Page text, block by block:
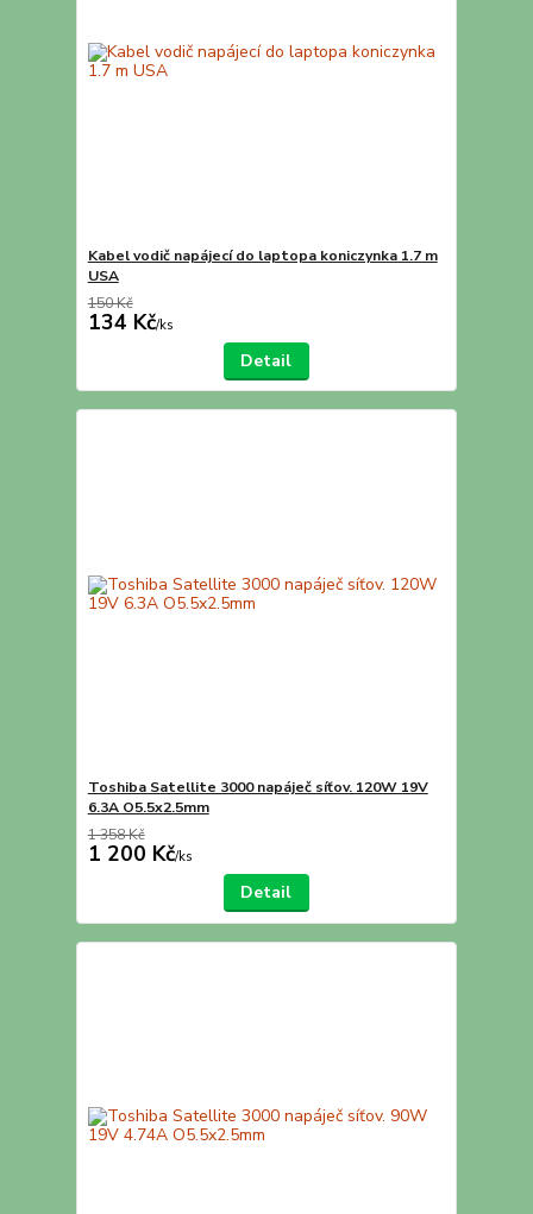
Kabel vodič napájecí do laptopa koniczynka 1.7 m
USA
150 Kč
134 Kč/ks
Detail
Toshiba Satellite 3000 napáječ síťov. 120W 19V
6.3A O5.5x2.5mm
1 358 Kč
1 200 Kč/ks
Detail